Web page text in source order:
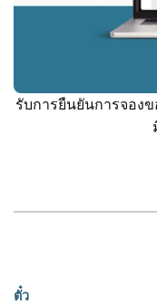
รับการยืนยันการจอง
ตั๋ว